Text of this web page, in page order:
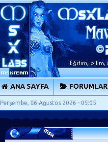
ANA SAYFA FORUMLAR
Perşembe, 06 Ağustos 2026 - 05:05